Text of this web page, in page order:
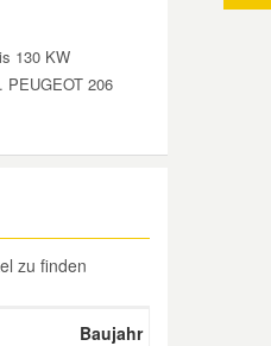
130 KW
PEUGEOT 206
zu finden
Baujahr